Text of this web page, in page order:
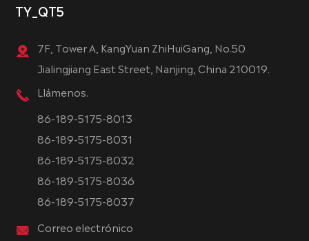
TY_QT5
7F, Tower A, KangYuan ZhiHuiGang, No.50
Jialingjiang East Street, Nanjing, China 210019.
Llámenos.
86-189-5175-8013
86-189-5175-8031
86-189-5175-8032
86-189-5175-8036
86-189-5175-8037
Correo electrónico